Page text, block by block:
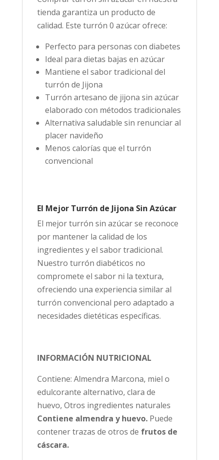
tienda garantiza un producto de
calidad. Este turrón 0 azúcar ofrece:
Perfecto para personas con diabetes
Ideal para dietas bajas en azúcar
Mantiene el sabor tradicional del
turrón de Jijona
Turrón artesano de jijona sin azúcar
elaborado con métodos tradicionales
Alternativa saludable sin renunciar al
placer navideño
Menos calorías que el turrón
convencional
El Mejor Turrón de Jijona Sin Azúcar
El mejor turrón sin azúcar se reconoce
por mantener la calidad de los
ingredientes y el sabor tradicional.
Nuestro turrón diabéticos no
compromete el sabor ni la textura,
ofreciendo una experiencia similar al
turrón convencional pero adaptado a
necesidades dietéticas específicas.
INFORMACIÓN NUTRICIONAL
Contiene: Almendra Marcona, miel o
edulcorante alternativo, clara de
huevo, Otros ingredientes naturales
Contiene almendra y huevo.Puede
contener trazas de otros de frutos de
cáscara.